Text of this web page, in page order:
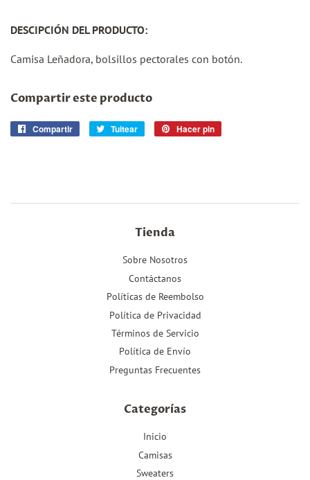
DESCIPCIÓN DEL PRODUCTO:
Camisa Leñadora, bolsillos pectorales con botón.
Compartir este producto
Compartir
CompartirTuitear
Tuitear Hacer pin
Tienda
Sobre Nosotros
Contáctanos
Políticas de Reembolso
Política de Privacidad
Términos de Servicio
Política de Envío
Preguntas Frecuentes
Categorías
Inicio
Camisas
Sweaters